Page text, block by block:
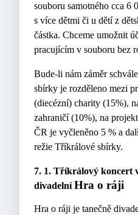
souboru samotného cca 6
s více dětmi či u dětí z
částka. Chceme umožnit
pracujícím v souboru bez
Bude-li nám záměr
sbírky je rozděleno mezi
(diecézní) charity (15%),
zahraničí (10%), na
ČR je vyčleněno 5 % a
režie Tříkrálové sbírky.
7. 1. Tříkrálový koncert
divadelníHra o ráji
Hra o ráji je tanečně